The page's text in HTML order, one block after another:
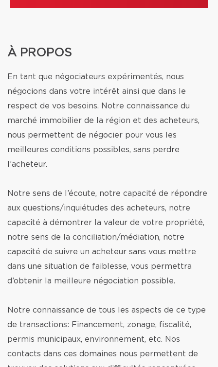
À PROPOS
En tant que négociateurs expérimentés, nous
négocions dans votre intérêt ainsi que dans le
respect de vos besoins. Notre connaissance du
marché immobilier de la région et des acheteurs,
nous permettent de négocier pour vous les
meilleures conditions possibles, sans perdre
l’acheteur.
Notre sens de l’écoute, notre capacité de répondre
aux questions/inquiétudes des acheteurs, notre
capacité à démontrer la valeur de votre propriété,
notre sens de la conciliation/médiation, notre
capacité de suivre un acheteur sans vous mettre
dans une situation de faiblesse, vous permettra
d’obtenir la meilleure négociation possible.
Notre connaissance de tous les aspects de ce type
de transactions: Financement, zonage, fiscalité,
permis municipaux, environnement, etc. Nos
contacts dans ces domaines nous permettent de